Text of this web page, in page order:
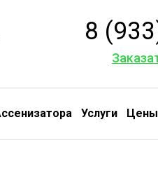
8
Услуги Цены